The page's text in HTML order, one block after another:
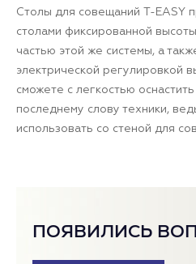
Столы для совещаний T-EASY
столами фиксированной
частью этой же системы, а
электрической регулировкой
сможете с легкостью
последнему слову техники,
использовать со стеной для
ПОЯВИЛИСЬ